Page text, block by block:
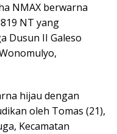
NMAX berwarna
NT yang
Dusun II Galeso
hijau dengan
oleh Tomas (21),
Kecamatan